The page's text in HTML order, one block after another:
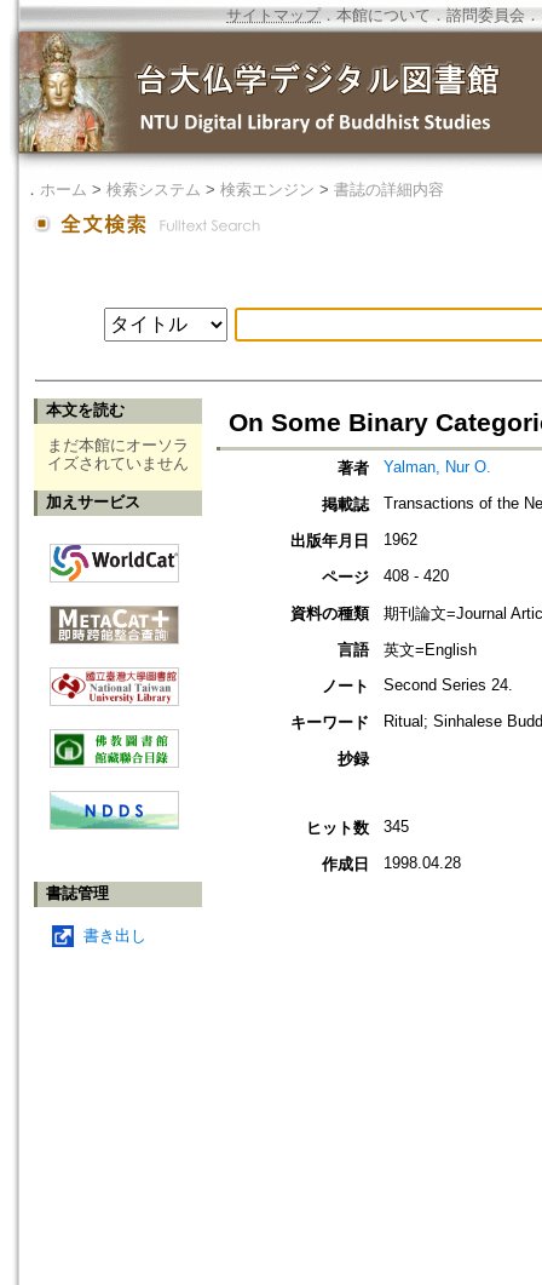
サイトマップ．本館について ． 諮問委員会 ．
． ホーム > 検索システム > 検索エンジン > 書誌の詳細内容
本文を読む
まだ本館にオーソラ
イズされていません
加えサービス
書誌管理
書き出し
On Some Binary
著者 Yalman, Nur O.
掲載誌 Transactions of the
出版年月日 1962
ページ 408 - 420
資料の種類
期刊論文=Journal
言語
英文=English
ノート
Second Series 24.
キーワード Ritual; Sinhalese
抄録
ヒット数 345
作成日 1998.04.28